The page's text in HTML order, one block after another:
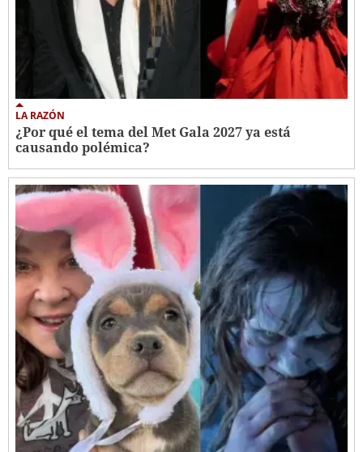
LA RAZÓN
¿Por qué el tema del Met Gala 2027 ya está
causando polémica?